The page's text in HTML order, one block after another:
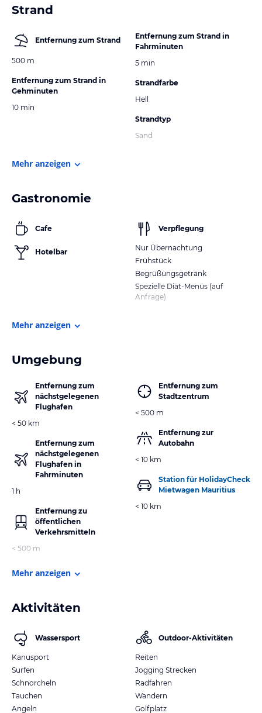
Strand
Entfernung zum Strand
500 m
Entfernung zum Strand in
Gehminuten
10 min
Entfernung zum Strand in
Fahrminuten
5 min
Strandfarbe
Hell
Strandtyp
Sand
Mehr anzeigen
Gastronomie
Cafe
Hotelbar
Verpflegung
Nur Übernachtung
Frühstück
Begrüßungsgetränk
Spezielle Diät-Menüs (auf
Anfrage)
Mehr anzeigen
Umgebung
Entfernung zum
nächstgelegenen
Flughafen
< 50 km
Entfernung zum
nächstgelegenen
Flughafen in
Fahrminuten
1 h
Entfernung zu
öffentlichen
Verkehrsmitteln
< 500 m
Entfernung zum
Stadtzentrum
< 500 m
Entfernung zur
Autobahn
< 10 km
Station für HolidayCheck
Mietwagen Mauritius
< 10 km
Mehr anzeigen
Aktivitäten
Wassersport
Kanusport
Surfen
Schnorcheln
Tauchen
Angeln
Outdoor-Aktivitäten
Reiten
Jogging Strecken
Radfahren
Wandern
Golfplatz